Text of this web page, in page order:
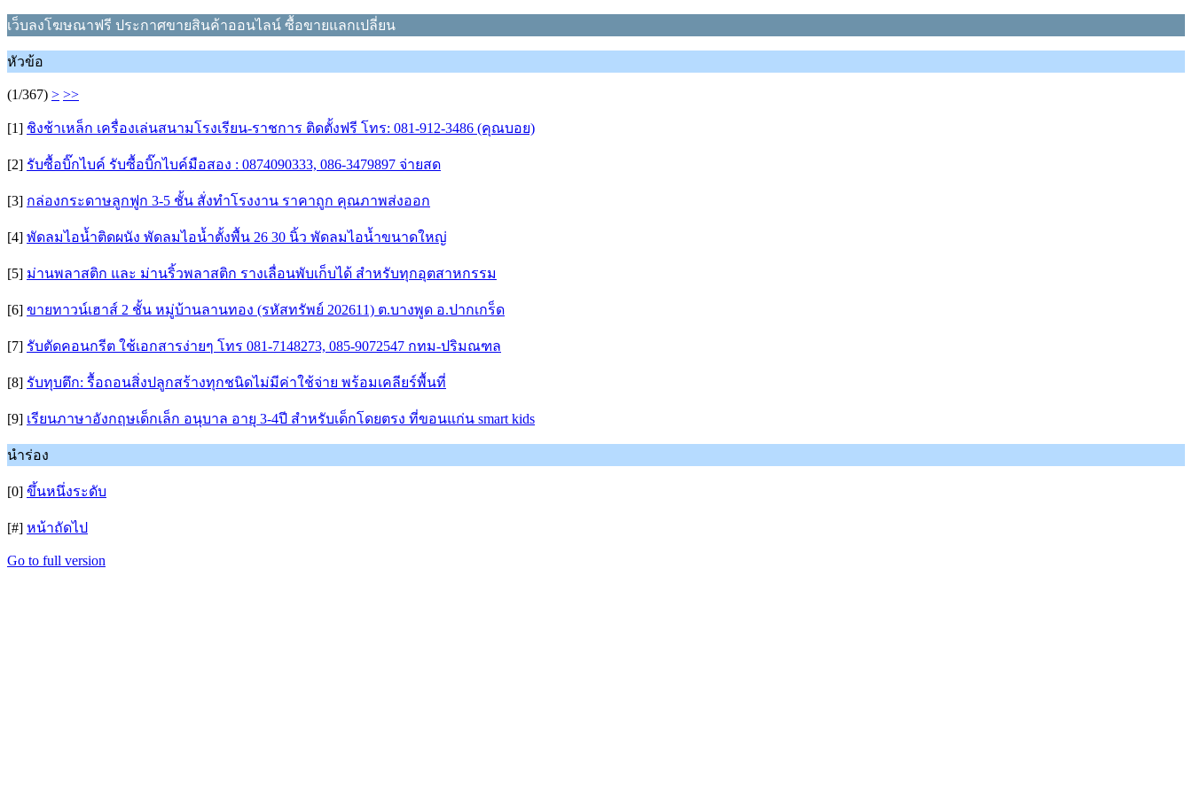
เว็บลงโฆษณาฟรี ประกาศขายสินค้าออนไลน์ ซื้อขายแลกเปลี่ยน
หัวข้อ
(1/367) > >>
[1] ชิงช้าเหล็ก เครื่องเล่นสนามโรงเรียน-ราชการ ติดตั้งฟรี โทร: 081-912-3486 (คุณบอย)
[2] รับซื้อบิ๊กไบค์ รับซื้อบิ๊กไบค์มือสอง : 0874090333, 086-3479897 จ่ายสด
[3] กล่องกระดาษลูกฟูก 3-5 ชั้น สั่งทำโรงงาน ราคาถูก คุณภาพส่งออก
[4] พัดลมไอน้ำติดผนัง พัดลมไอน้ำตั้งพื้น 26 30 นิ้ว พัดลมไอน้ำขนาดใหญ่
[5] ม่านพลาสติก และ ม่านริ้วพลาสติก รางเลื่อนพับเก็บได้ สำหรับทุกอุตสาหกรรม
[6] ขายทาวน์เฮาส์ 2 ชั้น หมู่บ้านลานทอง (รหัสทรัพย์ 202611) ต.บางพูด อ.ปากเกร็ด
[7] รับตัดคอนกรีต ใช้เอกสารง่ายๆ โทร 081-7148273, 085-9072547 กทม-ปริมณฑล
[8] รับทุบตึก: รื้อถอนสิ่งปลูกสร้างทุกชนิดไม่มีค่าใช้จ่าย พร้อมเคลียร์พื้นที่
[9] เรียนภาษาอังกฤษเด็กเล็ก อนุบาล อายุ 3-4ปี สำหรับเด็กโดยตรง ที่ขอนแก่น smart kids
นำร่อง
[0] ขึ้นหนึ่งระดับ
[#] หน้าถัดไป
Go to full version